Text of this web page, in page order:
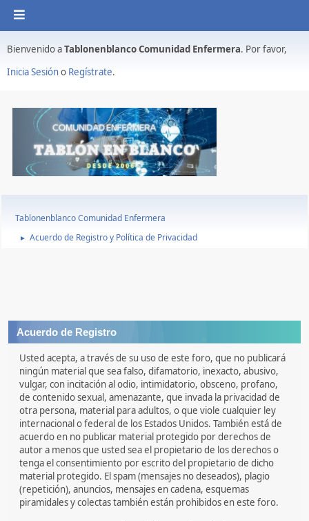
Bienvenido aTablonenblanco Comunidad Enfermera. Por favor,
Inicia Sesióno Regístrate.
Tablonenblanco Comunidad Enfermera
► Acuerdo de Registro y Política de Privacidad
Acuerdo de Registro
Usted acepta, a través de su uso de este foro, que no publicará
ningún material que sea falso, difamatorio, inexacto, abusivo,
vulgar, con incitación al odio, intimidatorio, obsceno, profano,
de contenido sexual, amenazante, que invada la privacidad de
otra persona, material para adultos, o que viole cualquier ley
internacional o federal de los Estados Unidos. También está de
acuerdo en no publicar material protegido por derechos de
autor a menos que usted sea el propietario de los derechos o
tenga el consentimiento por escrito del propietario de dicho
material protegido. El spam (mensajes no deseados), plagio
(repetición), anuncios, mensajes en cadena, esquemas
piramidales y colectas también están prohibidos en este foro.